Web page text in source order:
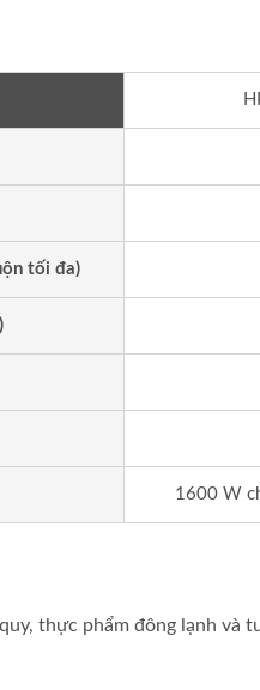
tối đa)
1600 W
thực phẩm đông lạnh